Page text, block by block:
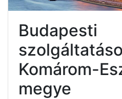
Budapesti
Komárom-
megye